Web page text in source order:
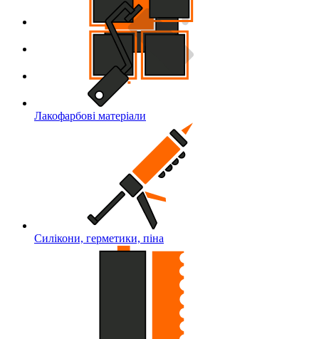
Лакофарбові матеріали
Силікони, герметики, піна